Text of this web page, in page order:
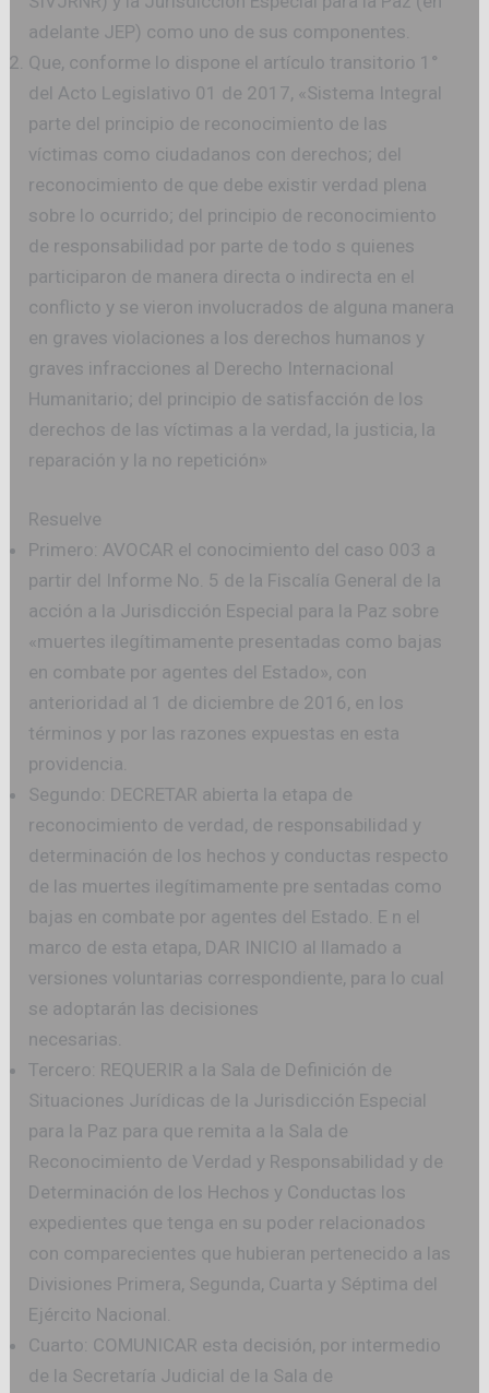
adelante JEP) como uno de sus componentes.
Que, conforme lo dispone el artículo transitorio 1°
del Acto Legislativo 01 de 2017, «Sistema Integral
parte del principio de reconocimiento de las
víctimas como ciudadanos con derechos; del
reconocimiento de que debe existir verdad plena
sobre lo ocurrido; del principio de reconocimiento
de responsabilidad por parte de todo s quienes
participaron de manera directa o indirecta en el
conflicto y se vieron involucrados de alguna manera
en graves violaciones a los derechos humanos y
graves infracciones al Derecho Internacional
Humanitario; del principio de satisfacción de los
derechos de las víctimas a la verdad, la justicia, la
reparación y la no repetición»
Resuelve
Primero: AVOCAR el conocimiento del caso 003 a
partir del Informe No. 5 de la Fiscalía General de la
acción a la Jurisdicción Especial para la Paz sobre
«muertes ilegítimamente presentadas como bajas
en combate por agentes del Estado», con
anterioridad al 1 de diciembre de 2016, en los
términos y por las razones expuestas en esta
providencia.
Segundo: DECRETAR abierta la etapa de
reconocimiento de verdad, de responsabilidad y
determinación de los hechos y conductas respecto
de las muertes ilegítimamente pre sentadas como
bajas en combate por agentes del Estado. E n el
marco de esta etapa, DAR INICIO al llamado a
versiones voluntarias correspondiente, para lo cual
se adoptarán las decisiones
necesarias.
Tercero: REQUERIR a la Sala de Definición de
Situaciones Jurídicas de la Jurisdicción Especial
para la Paz para que remita a la Sala de
Reconocimiento de Verdad y Responsabilidad y de
Determinación de los Hechos y Conductas los
expedientes que tenga en su poder relacionados
con comparecientes que hubieran pertenecido a las
Divisiones Primera, Segunda, Cuarta y Séptima del
Ejército Nacional.
Cuarto: COMUNICAR esta decisión, por intermedio
de la Secretaría Judicial de la Sala de